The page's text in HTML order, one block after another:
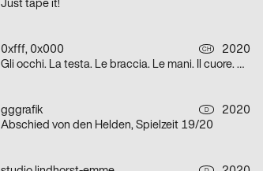
Just tape it!
0xfff, 0x000 CH
2020
Gli occhi. La testa. Le braccia. Le mani. Il cuore. Grazie.
gggrafik D
2020
Abschied von den Helden, Spielzeit 19/20